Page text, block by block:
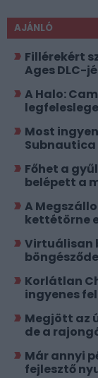
AJÁNLÓ
Fillérekért
Ages DLC-
A Halo:
Most
Főhet a
belépett a
A
kettétörne
Virtuálisan
Korlátlan
ingyenes
Megjött az
de a
Már annyi
fejlesztő